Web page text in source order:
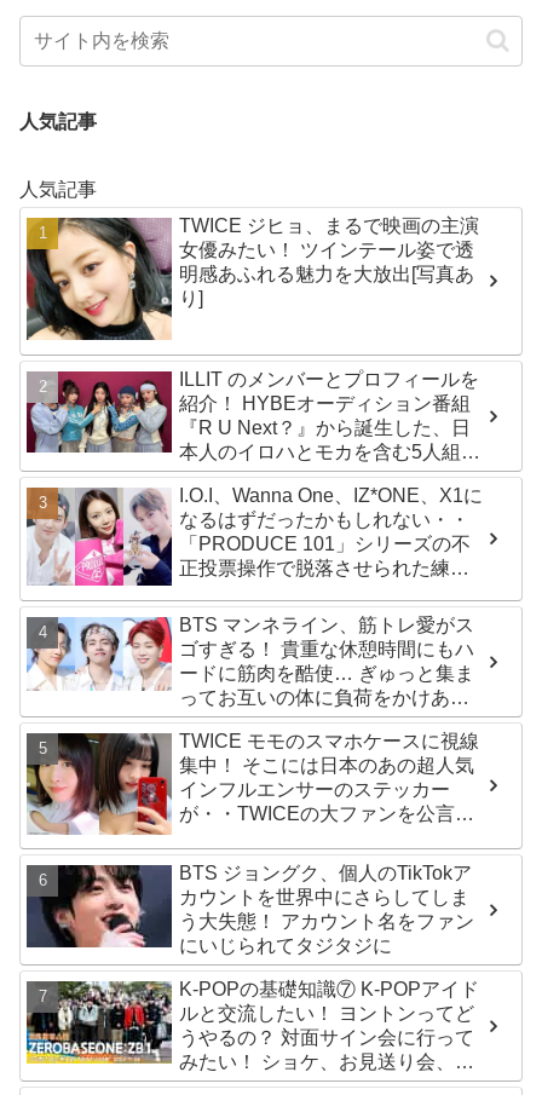
人気記事
人気記事
TWICE ジヒョ、まるで映画の主演
女優みたい！ ツインテール姿で透
明感あふれる魅力を大放出[写真あ
り]
ILLIT のメンバーとプロフィールを
紹介！ HYBEオーディション番組
『R U Next？』から誕生した、日
本人のイロハとモカを含む5人組ガ
ールズグループ！ デビュー曲
「Magnetic」がいきなりの大ヒッ
ト
I.O.I、Wanna One、IZ*ONE、X1に
なるはずだったかもしれない・・
「PRODUCE 101」シリーズの不
正投票操作で脱落させられた練習
BTS マンネライン、筋トレ愛がス
ゴすぎる！ 貴重な休憩時間にもハ
ードに筋肉を酷使… ぎゅっと集ま
ってお互いの体に負荷をかけあう
３人のトレーニング風景がかわい
すぎるとファンくぎづけ
TWICE モモのスマホケースに視線
集中！ そこには日本のあの超人気
インフルエンサーのステッカー
が・・TWICEの大ファンを公言す
「成功したファン」だと話題沸騰
BTS ジョングク、個人のTikTokア
カウントを世界中にさらしてしま
う大失態！ アカウント名をファン
にいじられてタジタジに
K-POPの基礎知識⑦ K-POPアイド
ルと交流したい！ ヨントンってど
うやるの？ 対面サイン会に行って
みたい！ ショケ、お見送り会、握
手会・・・リリースイベントあれ